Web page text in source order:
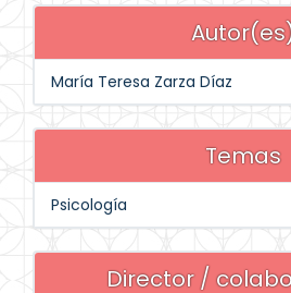
María Teresa Zarza Díaz
Temas
Psicología
Director /